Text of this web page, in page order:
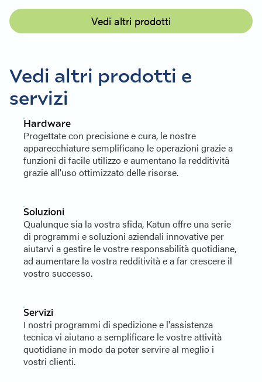
Vedi altri prodotti
Vedi altri prodotti e
servizi
Hardware
Progettate con precisione e cura, le nostre
apparecchiature semplificano le operazioni grazie a
funzioni di facile utilizzo e aumentano la redditività
grazie all'uso ottimizzato delle risorse.
Soluzioni
Qualunque sia la vostra sfida, Katun offre una serie
di programmi e soluzioni aziendali innovative per
aiutarvi a gestire le vostre responsabilità quotidiane,
ad aumentare la vostra redditività e a far crescere il
vostro successo.
Servizi
I nostri programmi di spedizione e l'assistenza
tecnica vi aiutano a semplificare le vostre attività
quotidiane in modo da poter servire al meglio i
vostri clienti.